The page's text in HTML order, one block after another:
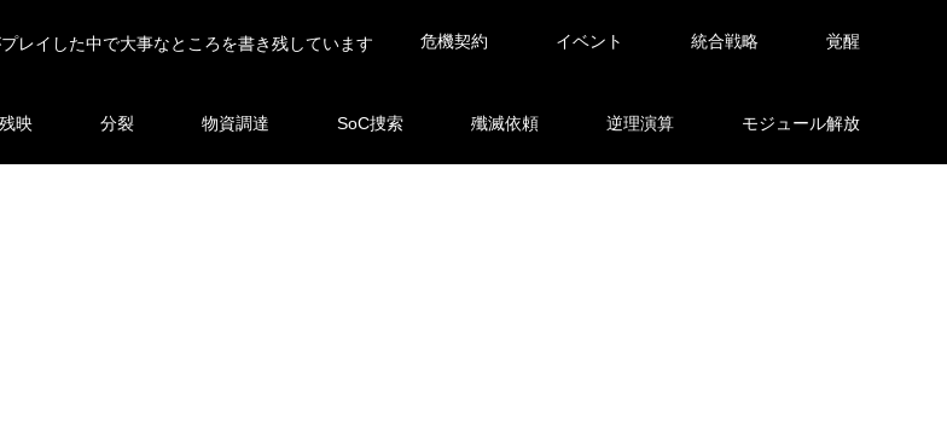
レイした中で大事なところを書き残しています 危機契約 イベント 統合戦略 覚醒
残映 分裂 物資調達 SoC捜索 殲滅依頼 逆理演算 モジュール解放